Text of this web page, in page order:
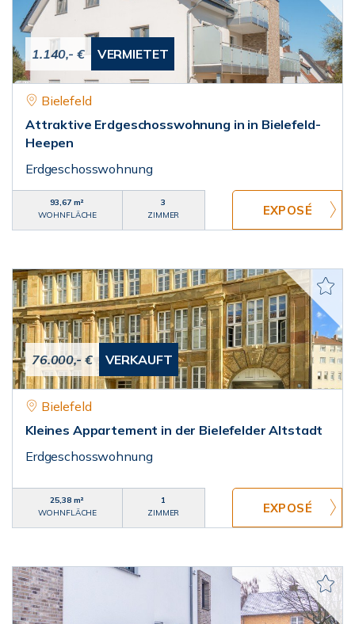
1.140,- € VERMIETET
Bielefeld
Attraktive Erdgeschosswohnung in in Bielefeld-
Heepen
Erdgeschosswohnung
93,67 m²
WOHNFLÄCHE
3
ZIMMER
76.000,- € VERKAUFT
Bielefeld
Kleines Appartement in der Bielefelder Altstadt
Erdgeschosswohnung
25,38 m²
WOHNFLÄCHE
1
ZIMMER